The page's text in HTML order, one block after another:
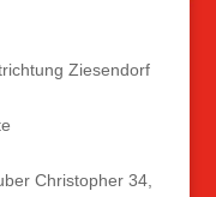
Ziesendorf
Christopher 34,